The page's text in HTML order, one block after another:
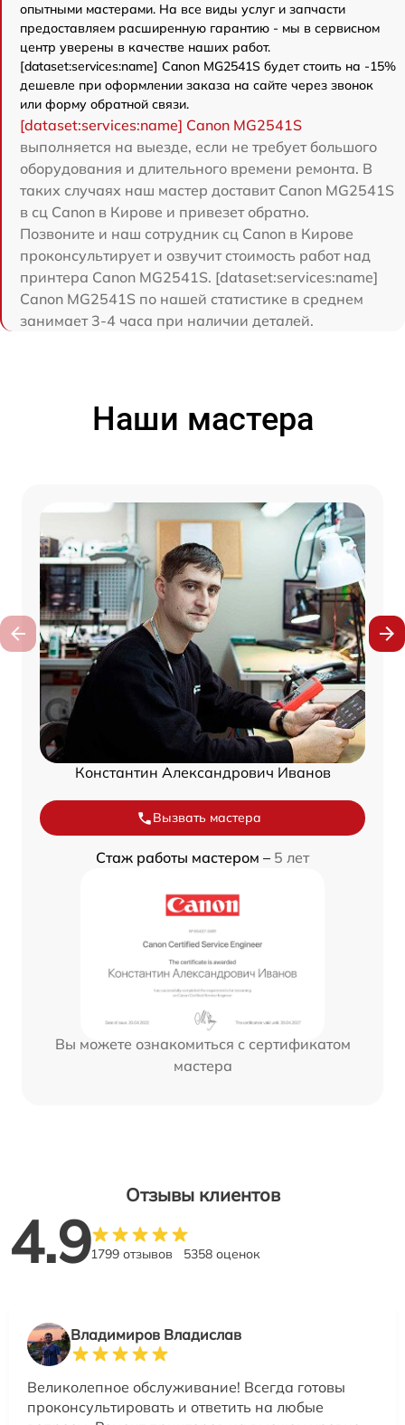
опытными мастерами. На все виды услуг и запчасти
предоставляем расширенную гарантию - мы в сервисном
центр уверены в качестве наших работ.
[dataset:services:name] Canon MG2541S будет стоить на -15%
дешевле при оформлении заказа на сайте через звонок
или форму обратной связи.
[dataset:services:name] Canon MG2541S
выполняется на выезде, если не требует большого
оборудования и длительного времени ремонта. В
таких случаях наш мастер доставит Canon MG2541S
в сц Canon в Кирове и привезет обратно.
Позвоните и наш сотрудник сц Canon в Кирове
проконсультирует и озвучит стоимость работ над
принтера Canon MG2541S. [dataset:services:name]
Canon MG2541S по нашей статистике в среднем
занимает 3-4 часа при наличии деталей.
Наши мастера
Константин Александрович Иванов
Вызвать мастера
Стаж работы мастером – 5 лет
Вы можете ознакомиться с сертификатом
мастера
Отзывы клиентов
4.91799 отзывов 5358 оценок
Владимиров Владислав
Великолепное обслуживание! Всегда готовы
проконсультировать и ответить на любые